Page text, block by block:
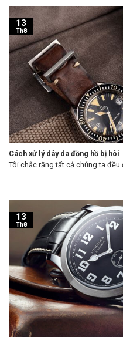
Cách xử lý dây da đồng hồ bị hôi
Tôi chắc rằng tất cả chúng ta
13
Th8
13
Th8